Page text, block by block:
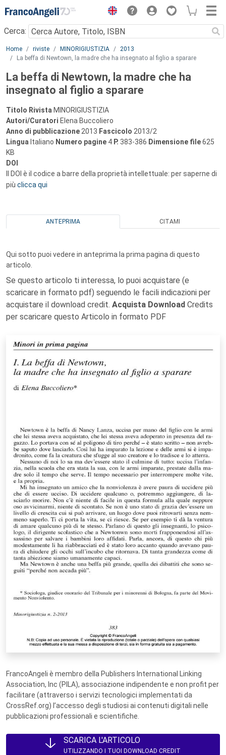
Menu
Cerca:
Main content
Home riviste MINORIGIUSTIZIA
2013
La beffa di Newtown, la madre che ha insegnato al figlio a sparare
La beffa di Newtown, la madre che ha
insegnato al figlio a sparare
Titolo Rivista MINORIGIUSTIZIA
Autori/Curatori Elena Buccoliero
Anno di pubblicazione 2013 Fascicolo 2013/2
Lingua Italiano Numero pagine 4 P. 383-386 Dimensione file625
KB
DOI
Il DOI è il codice a barre della proprietà intellettuale: per saperne di
più clicca qui
ANTEPRIMA CITAMI
Qui sotto puoi vedere in anteprima la prima pagina di questo
articolo.
Se questo articolo ti interessa, lo puoi acquistare (e
scaricare in formato pdf) seguendo le facili indicazioni per
acquistare il download credit. Acquista Download Credits
per scaricare questo Articolo in formato PDF
FrancoAngeli è membro della Publishers International Linking
Association, Inc (PILA), associazione indipendente e non profit per
facilitare (attraverso i servizi tecnologici implementati da
CrossRef.org) l’accesso degli studiosi ai contenuti digitali nelle
pubblicazioni professionali e scientifiche.
SCARICA L'ARTICOLO
UTILIZZANDO I TUOI DOWNLOAD CREDIT